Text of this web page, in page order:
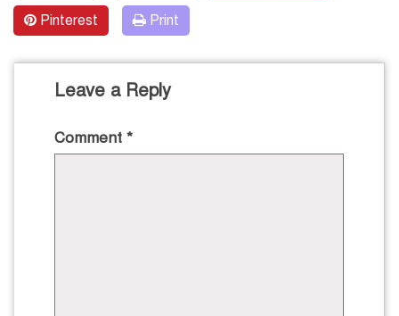
Pinterest Print
Leave a Reply
Comment *